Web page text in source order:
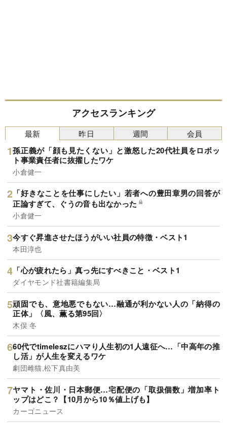
アクセスランキング
最新
孫正義が「顔も見たくない」と激怒した20代社員をロボッ
ト事業責任者に抜擢したワケ
小倉健一
「好きなことを仕事にしたい」若者への豊田章男の回答が
正論すぎて、ぐうの音も出なかった
小倉健一
今すぐ昇進させたほうがいい社員の特徴・ベスト1
本田淳也
「心が疲れたら」真っ先にすべきこと・ベスト1
ダイヤモンド社書籍編集局
頑固でも、意地悪でもない…融通が利かない人の「納得の
正体」〈風、薫る第95回〉
木俣 冬
60代でtimeleszにハマり人生初の1人遠征へ…「中高年の推
し活」が人生を変えるワケ
劇団雌猫,松下真由美
ヤマト・佐川・日本郵便…宅配便の「取扱個数」増加率ト
ップはどこ？【10月から10％値上げも】
カーゴニュース
昨日 週間 会員